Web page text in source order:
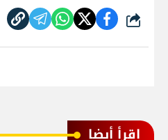
شارك
اقرأ أيضا